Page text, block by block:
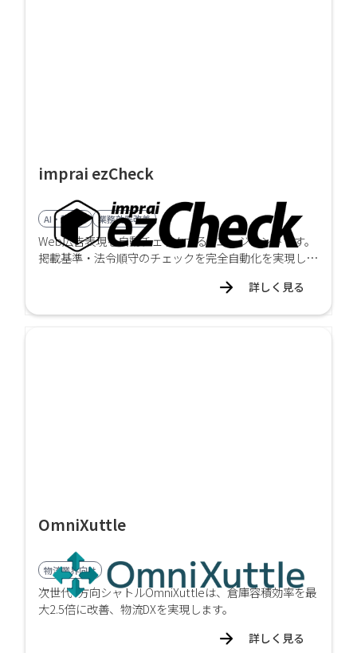
imprai ezCheck
AI・顔認証 業務効率改善
Web広告表現を自動チェックするAIエージェントです。
掲載基準・法令順守のチェックを完全自動化を実現しま
トを自動で巡回し、結果レポートを送信します。
詳しく見る
OmniXuttle
物流業界向け
次世代4方向シャトルOmniXuttleは、倉庫容積効率を最
大2.5倍に改善、物流DXを実現します。
詳しく見る